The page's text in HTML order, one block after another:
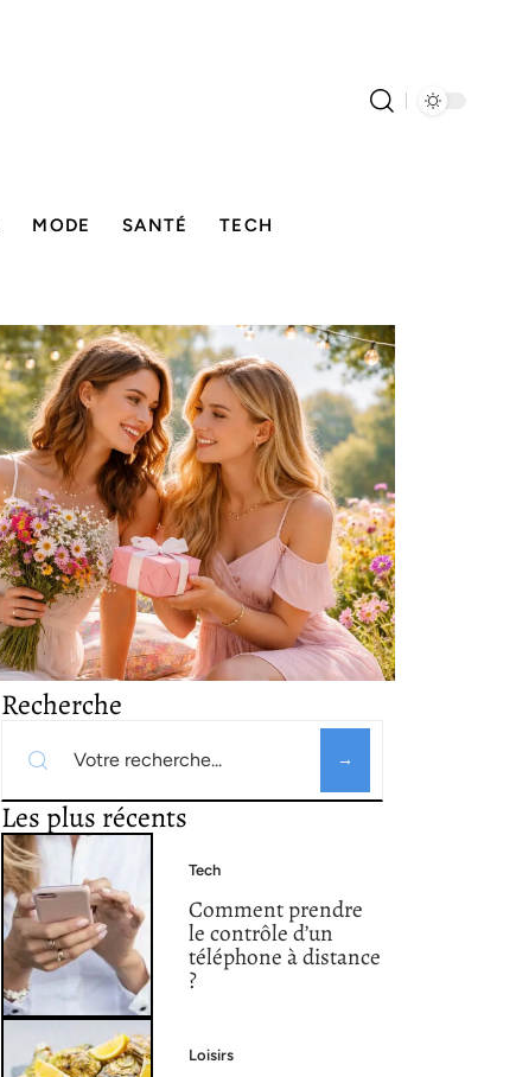
MODE SANTÉ TECH
Recherche
Les plus récents
Tech
Comment prendre
le contrôle d’un
téléphone à distance
?
Loisirs